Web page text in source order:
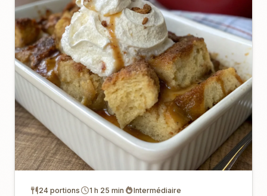
24 portions 1 h 25 min Intermédiaire